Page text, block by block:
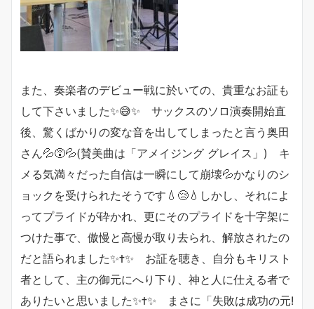
また、奏楽者のデビュー戦に於いての、貴重なお証も
して下さいました✨😅✨ サックスのソロ演奏開始直
後、驚くばかりの変な音を出してしまったと言う奥田
さん💦😵💦(賛美曲は「アメイジング グレイス」) キ
メる気満々だった自信は一瞬にして崩壊💦かなりのシ
ョックを受けられたそうです💧😢💧しかし、それによ
ってプライドが砕かれ、更にそのプライドを十字架に
つけた事で、傲慢と高慢が取り去られ、解放されたの
だと語られました✨✝️✨ お証を聴き、自分もキリスト
者として、主の御元にへり下り、神と人に仕える者で
ありたいと思いました✨✝️✨ まさに「失敗は成功の元!